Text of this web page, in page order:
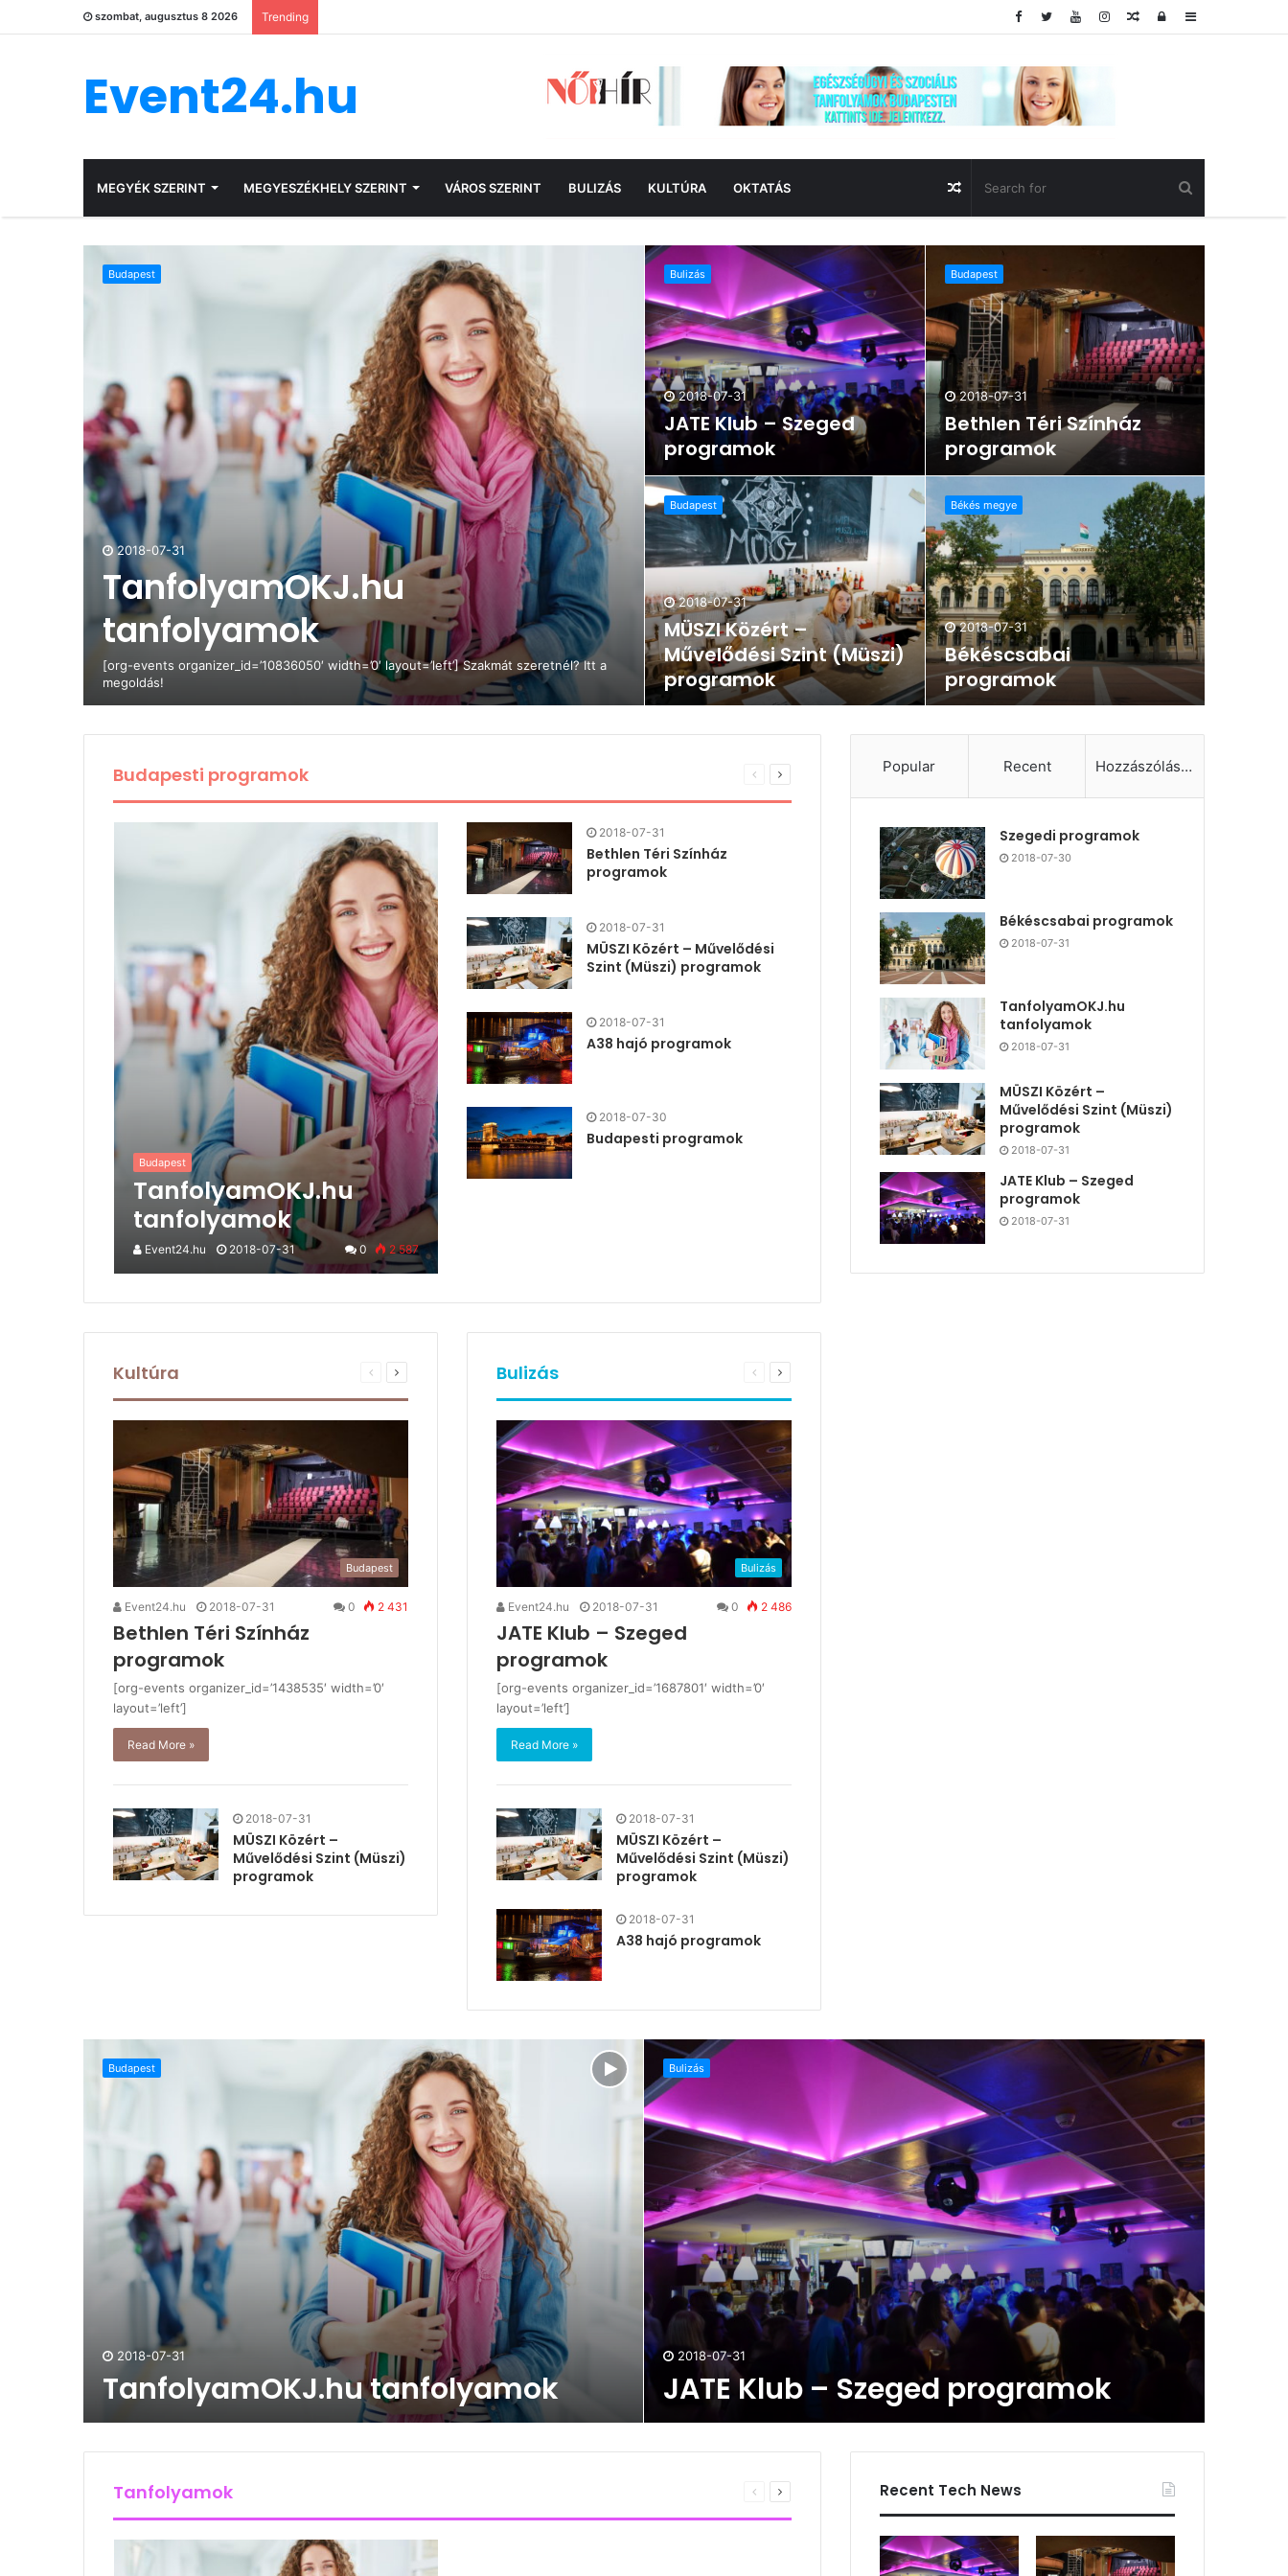
szombat, augusztus 8 2026 Trending Sidebar
Log
Random
Event24.hu
MEGYÉK SZERINT MEGYESZÉKHELY SZERINT VÁROS SZERINT BULIZÁS KULTÚRA OKTATÁS Random
Article
Budapest
2018-07-31
TanfolyamOKJ.hu
tanfolyamok
[org-events organizer_id=’10836050′ width=’0′ layout=’left’] Szakmát szeretnél? Itt a
megoldás!
Bulizás
2018-07-31
JATE Klub – Szeged
programok
Budapest
2018-07-31
Bethlen Téri Színház
programok
Budapest
2018-07-31
MÜSZI Közért –
Művelődési Szint (Müszi)
programok
Békés megye
2018-07-31
Békéscsabai
programok
Budapesti programok
Budapest
TanfolyamOKJ.hu
tanfolyamok
Event24.hu 2018-07-31 0 2 587
2018-07-31
Bethlen Téri Színház
programok
2018-07-31
MÜSZI Közért – Művelődési
Szint (Müszi) programok
2018-07-31
A38 hajó programok
2018-07-30
Budapesti programok
Kultúra
Budapest
Event24.hu 2018-07-31 0 2 431
Bethlen Téri Színház
programok
[org-events organizer_id=’1438535′ width=’0′
layout=’left’]
Read More »
2018-07-31
MÜSZI Közért –
Művelődési Szint (Müszi)
programok
Bulizás
Bulizás
Event24.hu 2018-07-31 0 2 486
JATE Klub – Szeged
programok
[org-events organizer_id=’1687801′ width=’0′
layout=’left’]
Read More »
2018-07-31
MÜSZI Közért –
Művelődési Szint (Müszi)
programok
2018-07-31
A38 hajó programok
Popular Recent Hozzászólások
Szegedi programok
2018-07-30
Békéscsabai programok
2018-07-31
TanfolyamOKJ.hu
tanfolyamok
2018-07-31
MÜSZI Közért –
Művelődési Szint (Müszi)
programok
2018-07-31
JATE Klub – Szeged
programok
2018-07-31
Budapest
2018-07-31
TanfolyamOKJ.hu tanfolyamok
Bulizás
2018-07-31
JATE Klub – Szeged programok
Tanfolyamok Recent Tech News